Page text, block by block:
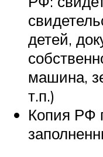
детей,
машина,
т.п.)
Копия РФ